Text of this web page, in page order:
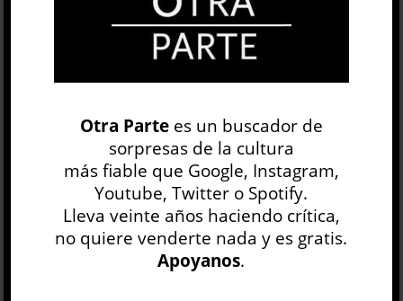
con Rafael Spregelburd— acciona en escena un
dispositivo que permite la instauración de la
ficción de una manera ...
LEER MÁS
Cine III »
Gilles Deleuze
TEORÍA Y ENSAYO
Emilio Bernini
11 ABR, 2019
Otra Partees un buscador de
sorpresas de la cultura
más fiable que Google, Instagram,
Youtube, Twitter o Spotify.
Lleva veinte años haciendo crítica,
no quiere venderte nada y es gratis.
Apoyanos.